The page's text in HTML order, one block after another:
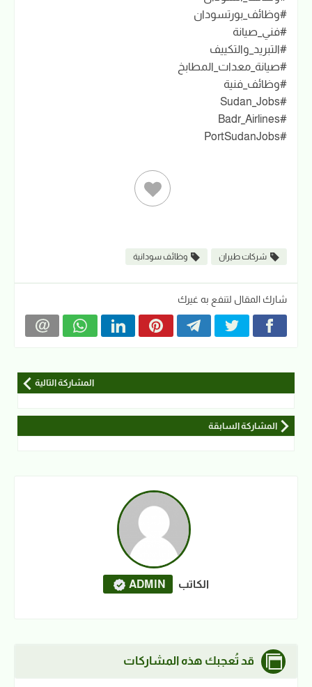
#وظائف_بورتسودان
#فني_صيانة
#التبريد_والتكييف
#صيانة_معدات_المطابخ
#وظائف_فنية
#Sudan_Jobs
#Badr_Airlines
#PortSudanJobs
شركات طيران وظائف سودانية
شارك المقال لتنفع به غيرك
المشاركة التالية
المشاركة السابقة
الكاتب ADMIN
قد تُعجبك هذه المشاركات